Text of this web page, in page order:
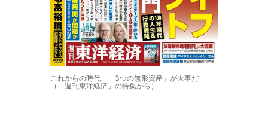
これからの時代、「3つの無形資産」が大事だ
（「週刊東洋経済」の特集から）